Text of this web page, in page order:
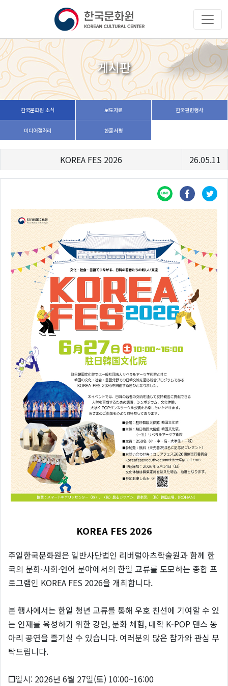
게시판
한국문화원 소식 보도자료 한국관련행사
미디어갤러리 한줄서평
KOREA FES 2026 26.05.11
KOREA FES 2026
주일한국문화원은 일반사단법인 리버럴아츠학술원과 함께 한
국의 문화·사회·언어 분야에서의 한일 교류를 도모하는 종합 프
로그램인 KOREA FES 2026을 개최합니다.
본 행사에서는 한일 청년 교류를 통해 우호 친선에 기여할 수 있
는 인재를 육성하기 위한 강연, 문화 체험, 대학 K-POP 댄스 동
아리 공연을 즐기실 수 있습니다. 여러분의 많은 참가와 관심 부
탁드립니다.
❐일시: 2026년 6월 27일(토) 10:00~16:00